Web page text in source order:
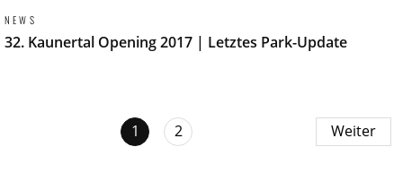
NEWS
32. Kaunertal Opening 2017 | Letztes Park-Update
1 2 Weiter